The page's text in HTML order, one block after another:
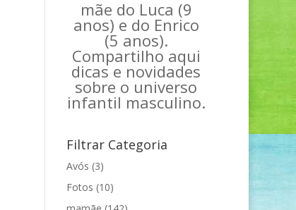
mãe do Luca (9
anos) e do Enrico
(5 anos).
Compartilho aqui
dicas e novidades
sobre o universo
infantil masculino.
Filtrar Categoria
Avós (3)
Fotos (10)